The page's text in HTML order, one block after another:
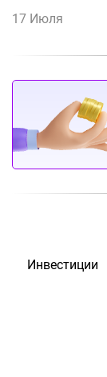
17 Июля
Инвестиции